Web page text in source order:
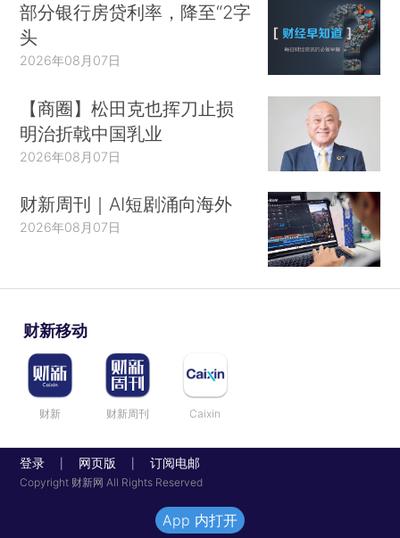
部分银行房贷利率，降至“2字
头
2026年08月07日
【商圈】松田克也挥刀止损
明治折戟中国乳业
2026年08月07日
财新周刊｜AI短剧涌向海外
2026年08月07日
财新移动
财新 财新周刊 Caixin
登录 网页版 订阅电邮
Copyright 财新网 All Rights Reserved
App 内打开